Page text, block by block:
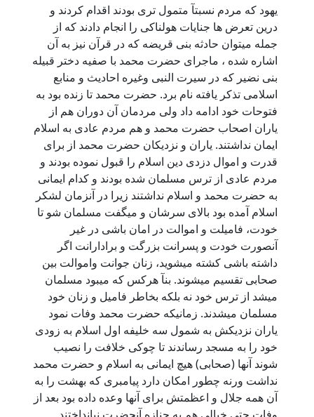
یهود که مردم نسبتآ متمول تری بودند اقدام کردند و
درین تعرض ها جنایات هولناکی را انجام دادند که از
جمله میتوان حادثه بنی قریضه که در قرآن نیز به آن
اشاره شده ، ماجرای حضرت محمد با صفیه دختر قبیله
بنی نضیر که در سیرت النبی وغیره احادیث و منابع
اسلامی تذکر یافته نام برد. حضرت محمد تا زنده بود به
فتوحات خود ادامه داد ولی مردمان آن دوران هم از
یاران اصحاب حضرت محمد و هم مردم عادی به اسلام
ایمان نداشتند. یاران و نزدیکان حضرت محمد از برای
قدرت و اموال دزدی دین اسلام را قبول نموده بودند و
مردم عادی از ترس مسلمان شده بودند و کدام ایمانی
به حضرت محمد و اسلام نداشتند زیرا در آنزمان لشکر
اسلام آمده بود بالای سرشان و میگفت مسلمان شو تا
خودت، فامیلت و اموالت در امان باشی در غیر
آنصورت خودت و پسرانت بزرگت و برادارانت اگر
داشته باشی کشته میشوید، زنان جوانت واموالت بین
صحابی تقسیم میشوند. بنآ هرکس که میبود مسلمان
میشد از ترس خود نه بلکه بخاطر فامیل و زنان خود
مسلمان میشدند. زمانیکه حضرت محمد وفات نمود
یاران نزدیکش به شمول سه خلیفه اول اسلام به زودی
خود را به مسجد رساندند تا چوکی خلافت را نصیب
شوند آنها (صحابی) هیچ ایمانی به اسلام و حضرت محمد
نداشت ورنه چطور امکان دارد پیامبری که بهشت را به
آن همه جلال و اعظمتش برای آنها وعده داده بود بعد از